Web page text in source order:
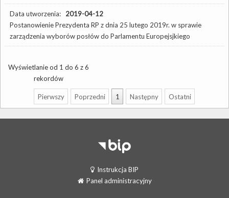
Data utworzenia: 2019-04-12
Postanowienie Prezydenta RP z dnia 25 lutego 2019r. w sprawie
zarządzenia wyborów posłów do Parlamentu Europejsjkiego
Wyświetlanie od 1 do 6 z 6
rekordów
Pierwszy Poprzedni 1 Następny Ostatni
Instrukcja BIP
Panel administracyjny